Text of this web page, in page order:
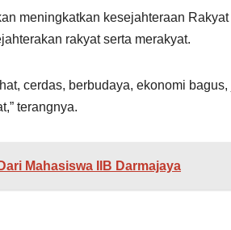
meningkatkan kesejahteraan
rakyat serta merakyat.
cerdas, berbudaya, ekonomi
terangnya.
Mahasiswa IIB Darmajaya